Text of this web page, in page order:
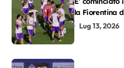
la Fiorentina
Lug 13, 2026